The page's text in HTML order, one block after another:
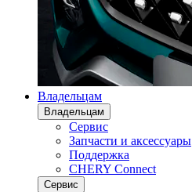
Владельцам
Владельцам
Сервис
Запчасти и аксессуары
Поддержка
CHERY Connect
Сервис